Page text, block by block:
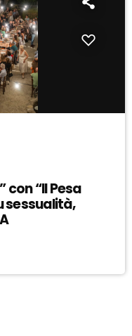
con “Il Pesa
sessualità,